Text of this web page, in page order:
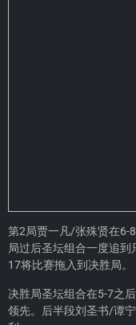
第2局贾一凡/张殊贤在6-
局过后圣坛组合一度追
17将比赛拖入到决胜局。
决胜局圣坛组合在5-7之
领先。后半段刘圣书/谭